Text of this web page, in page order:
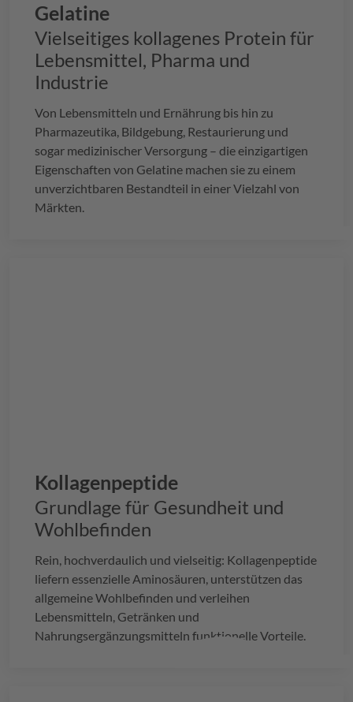
Gelatine
Vielseitiges kollagenes Protein für
Lebensmittel, Pharma und
Industrie
Von Lebensmitteln und Ernährung bis hin zu
Pharmazeutika, Bildgebung, Restaurierung und
sogar medizinischer Versorgung – die einzigartigen
Eigenschaften von Gelatine machen sie zu einem
unverzichtbaren Bestandteil in einer Vielzahl von
Märkten.
Kollagenpeptide
Grundlage für Gesundheit und
Wohlbefinden
Rein, hochverdaulich und vielseitig: Kollagenpeptide
liefern essenzielle Aminosäuren, unterstützen das
allgemeine Wohlbefinden und verleihen
Lebensmitteln, Getränken und
Nahrungsergänzungsmitteln funktionelle Vorteile.